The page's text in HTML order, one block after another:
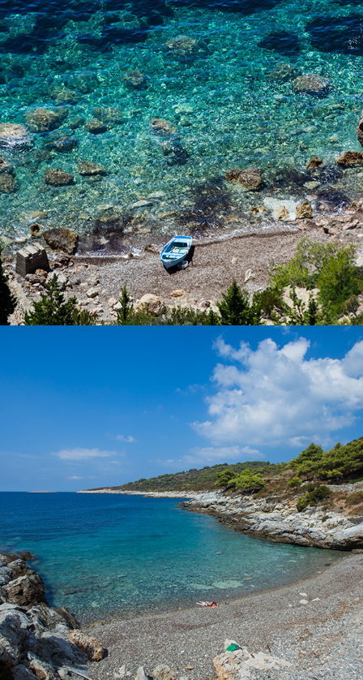
FKK plaža je nudistička plaža, natkrivena tamarisom. Ova plaža
udaljena je svega par minuta iz Komiže našim brzim taxi
brodom.
PLAŽA POL BORCIĆE
Plaža Pol Borcice nalazi se nedaleko od komiže. Našim taxi
bodom dolazak traje 5 minuta. Plaža Pol borcice idealna je za
obitelj s djecom. Bogata je hladovinom.